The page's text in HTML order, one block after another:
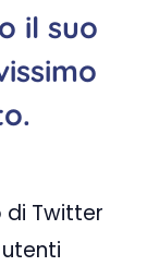
il suo
di Twitter